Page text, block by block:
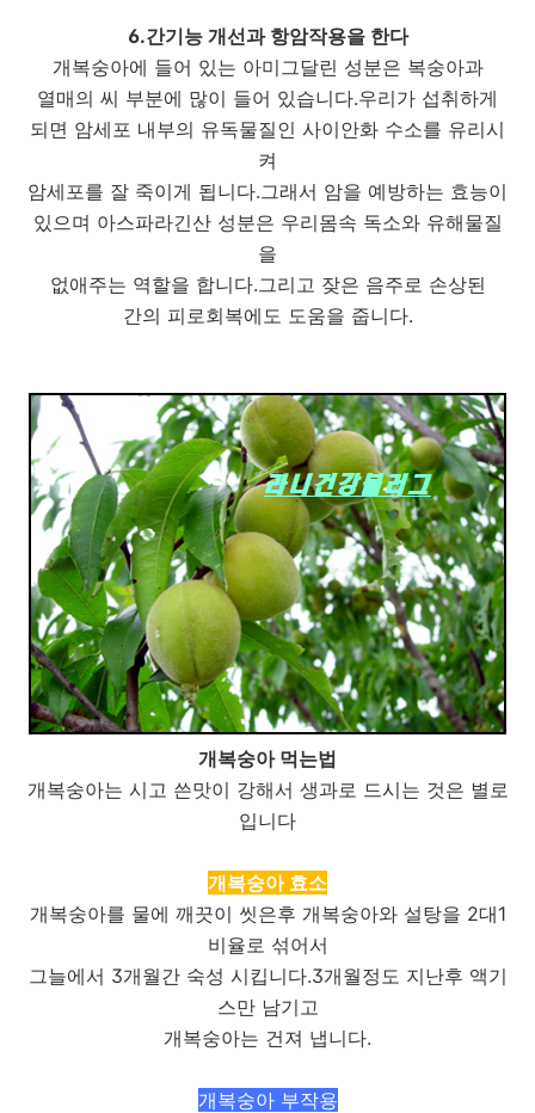
6.간기능 개선과 항암작용을 한다
개복숭아에 들어 있는 아미그달린 성분은 복숭아과
열매의 씨 부분에 많이 들어 있습니다.우리가 섭취하게
되면 암세포 내부의 유독물질인 사이안화 수소를 유리시
켜
암세포를 잘 죽이게 됩니다.그래서 암을 예방하는 효능이
있으며 아스파라긴산 성분은 우리몸속 독소와 유해물질
을
없애주는 역할을 합니다.그리고 잦은 음주로 손상된
간의 피로회복에도 도움을 줍니다.
개복숭아 먹는법
개복숭아는 시고 쓴맛이 강해서 생과로 드시는 것은 별로
입니다
개복숭아 효소
개복숭아를 물에 깨끗이 씻은후 개복숭아와 설탕을 2대1
비율로 섞어서
그늘에서 3개월간 숙성 시킵니다.3개월정도 지난후 액기
스만 남기고
개복숭아는 건져 냅니다.
개복숭아 부작용